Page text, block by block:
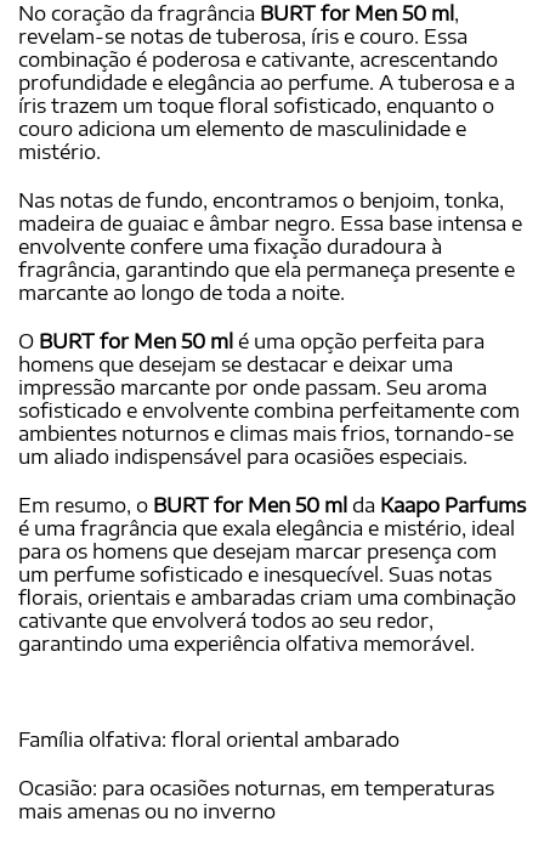
No coração da fragrância BURT for Men 50 ml ,
revelam-se notas de tuberosa, íris e couro. Essa
combinação é poderosa e cativante, acrescentando
profundidade e elegância ao perfume. A tuberosa e a
íris trazem um toque floral sofisticado, enquanto o
couro adiciona um elemento de masculinidade e
mistério.
Nas notas de fundo, encontramos o benjoim, tonka,
madeira de guaiac e âmbar negro. Essa base intensa e
envolvente confere uma fixação duradoura à
fragrância, garantindo que ela permaneça presente e
marcante ao longo de toda a noite.
O BURT for Men 50 ml é uma opção perfeita para
homens que desejam se destacar e deixar uma
impressão marcante por onde passam. Seu aroma
sofisticado e envolvente combina perfeitamente com
ambientes noturnos e climas mais frios, tornando-se
um aliado indispensável para ocasiões especiais.
Em resumo, o BURT for Men 50 ml da Kaapo Parfums
é uma fragrância que exala elegância e mistério, ideal
para os homens que desejam marcar presença com
um perfume sofisticado e inesquecível. Suas notas
florais, orientais e ambaradas criam uma combinação
cativante que envolverá todos ao seu redor,
garantindo uma experiência olfativa memorável.
Família olfativa: floral oriental ambarado
Ocasião: para ocasiões noturnas, em temperaturas
mais amenas ou no inverno